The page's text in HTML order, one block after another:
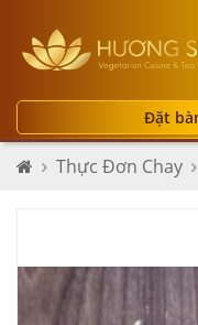
Đặt
Thực Đơn Chay